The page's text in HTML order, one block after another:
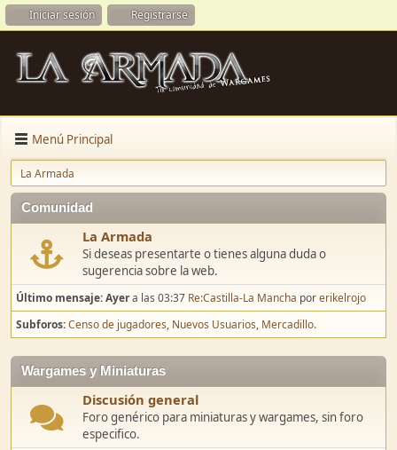
Iniciar sesión Registrarse
Menú Principal
La Armada
Comunidad
La Armada
Si deseas presentarte o tienes alguna duda o
sugerencia sobre la web.
Último mensaje:Ayera las 03:37 Re:Castilla-La Mancha porerikelrojo
Subforos Censo de jugadores Nuevos Usuarios Mercadillo.
Wargames y Miniaturas
Discusión general
Foro genérico para miniaturas y wargames, sin foro
especifico.